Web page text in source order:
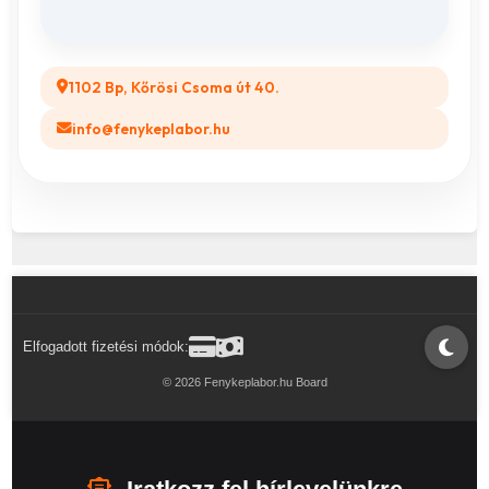
1102 Bp, Kőrösi Csoma út 40.
info@fenykeplabor.hu
Elfogadott fizetési módok:
© 2026 Fenykeplabor.hu Board